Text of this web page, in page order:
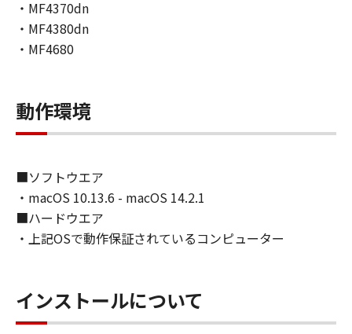
１．権利の留保
(1)
「許諾ソフトウェア」に関する著作権を含む一
(2)
本契約に明示的に定める場合を除き、キヤノン
客様に譲渡または許諾されるものではありませ
ん。
(3)
お客様は、「印刷物」（以下に定義します。）
はキヤノンのライセンサーの著作権表示を変
更、除去または削除してはなりません。
・MF4370dn
・MF4380dn
・MF4680
動作環境
■ソフトウエア
・macOS 10.13.6 - macOS 14.2.1
■ハードウエア
・上記OSで動作保証されているコンピューター
インストールについて